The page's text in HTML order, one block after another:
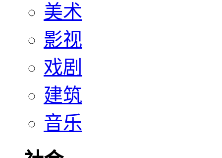
美术
影视
戏剧
建筑
音乐